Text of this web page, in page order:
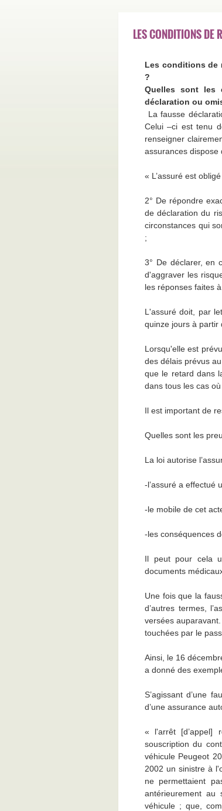
LES CONDITIONS DE
Les conditions de
?
Quelles sont les
déclaration ou
La fausse
Celui –ci est tenu
renseigner
assurances dispose
« L’assuré est obligé
2° De répondre
de déclaration du
circonstances qui
;
3° De déclarer, en
d'aggraver les
les réponses faites
L'assuré doit, par
quinze jours à partir
Lorsqu'elle est
des délais prévus
que le retard dans
dans tous les cas
Il est important de
Quelles sont les
La loi autorise
-l’assuré a effectué
-le mobile de cet
-les conséquences
Il peut pour cela
documents
Une fois que la
d’autres termes,
versées
touchées par le
Ainsi, le 16
a donné des
S’agissant d’une
d’une assurance
« l'arrêt [d’appel]
souscription du
véhicule Peugeot
2002 un sinistre à
ne permettaient
antérieurement au
véhicule ; que,